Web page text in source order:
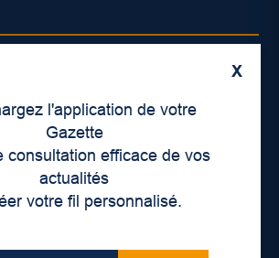
X
l'application de votre
Gazette
consultation efficace de vos
actualités
votre fil personnalisé.